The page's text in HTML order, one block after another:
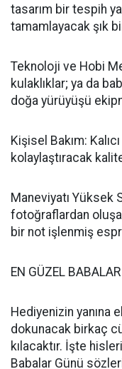
tasarım bir tespih
tamamlayacak şık
Teknoloji ve Hobi
kulaklıklar; ya da
doğa yürüyüşü
Kişisel Bakım:
kolaylaştıracak
Maneviyatı
fotoğraflardan
bir not işlenmiş
EN GÜZEL
Hediyenizin yanına
dokunacak birkaç
kılacaktır. İşte
Babalar Günü